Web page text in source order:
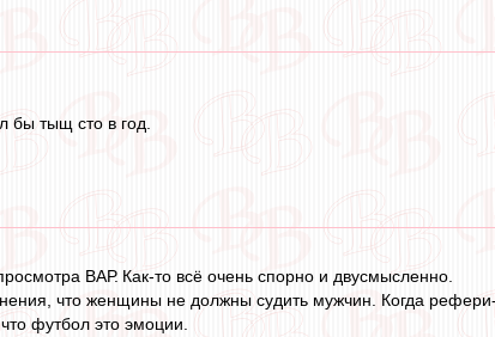
бы тыщ сто в год.
ВАР. Как‑то всё очень спорно и двусмысленно.
что женщины не должны судить мужчин. Когда
футбол это эмоции.